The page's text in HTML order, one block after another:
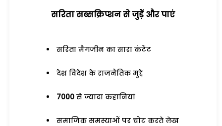
सरिता सब्सक्रिप्शन से जुड़ेें और पाएं
सरिता मैगजीन का सारा कंटेंट
देश विदेश के राजनैतिक मुद्दे
7000 से ज्यादा कहानियां
समाजिक समस्याओं पर चोट करते लेख